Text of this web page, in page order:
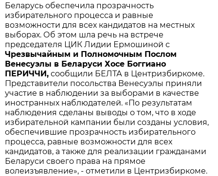
Беларусь обеспечила прозрачность
избирательного процесса и равные
возможности для всех кандидатов на местных
выборах. Об этом шла речь на встрече
председателя ЦИК Лидии Ермошиной с
Чрезвычайным и Полномочным Послом
Венесуэлы в Беларуси Хосе Боггиано
ПЕРИЧЧИ, сообщили БЕЛТА в Центризбиркоме.
Представители посольства Венесуэлы приняли
участие в наблюдении за выборами в качестве
иностранных наблюдателей. «По результатам
наблюдения сделаны выводы о том, что в ходе
избирательной кампании были созданы условия,
обеспечившие прозрачность избирательного
процесса, равные возможности для всех
кандидатов, а также для реализации гражданами
Беларуси своего права на прямое
волеизъявление», - отметили в Центризбиркоме.